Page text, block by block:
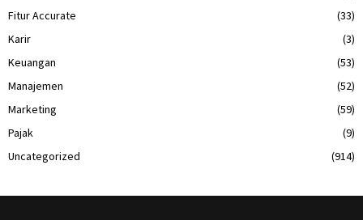
Fitur Accurate
(33)
Karir
(3)
Keuangan
(53)
Manajemen
(52)
Marketing
(59)
Pajak
(9)
Uncategorized
(914)